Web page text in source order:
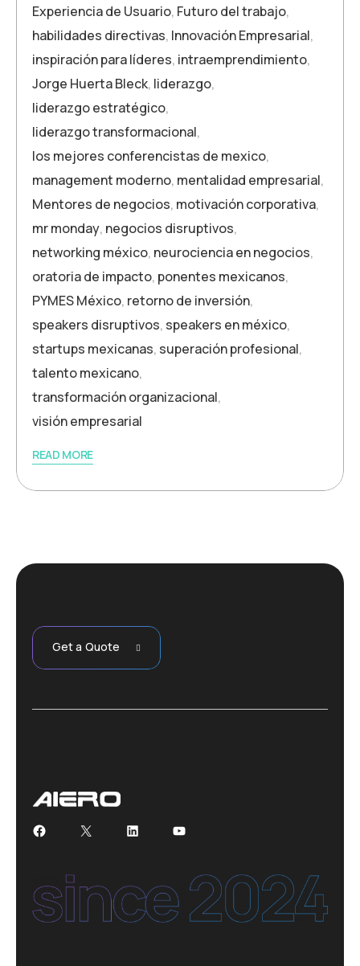
Experiencia de Usuario, Futuro del trabajo,
habilidades directivas, Innovación Empresarial,
inspiración para líderes, intraemprendimiento,
Jorge Huerta Bleck, liderazgo,
liderazgo estratégico,
liderazgo transformacional,
los mejores conferencistas de mexico,
management moderno, mentalidad empresarial,
Mentores de negocios, motivación corporativa,
mr monday, negocios disruptivos,
networking méxico, neurociencia en negocios,
oratoria de impacto, ponentes mexicanos,
PYMES México, retorno de inversión,
speakers disruptivos, speakers en méxico,
startups mexicanas, superación profesional,
talento mexicano,
transformación organizacional,
visión empresarial
READ MORE
Get a Quote
Facebook
X LinkedInYouTube